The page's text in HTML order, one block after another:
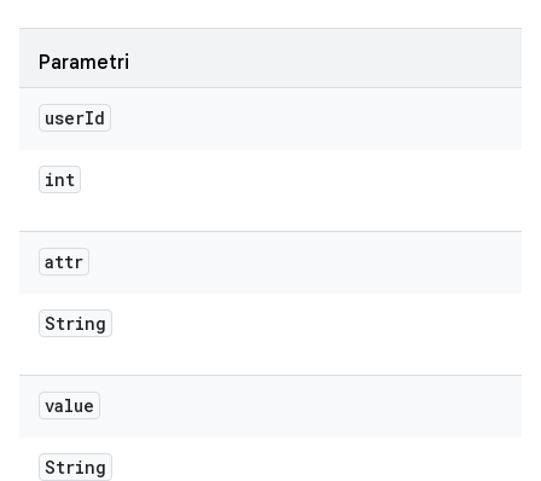
Parametri
userId
int
attr
String
value
String